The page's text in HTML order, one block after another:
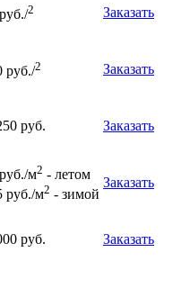
2 Заказать
руб./2 Заказать
руб. Заказать
м2 - летом
руб./м2 - зимой
Заказать
руб. Заказать